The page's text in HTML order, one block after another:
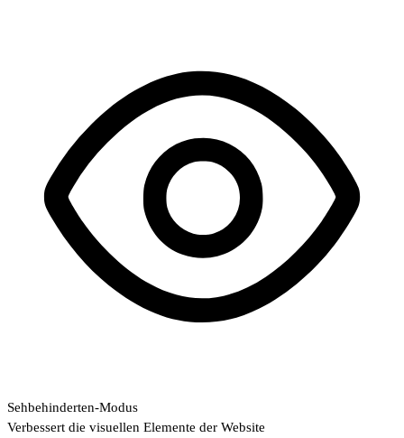
Sehbehinderten-Modus
Verbessert die visuellen Elemente der Website